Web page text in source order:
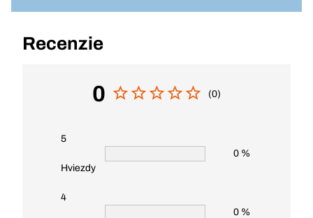
Recenzie
0 (0)
5
Hviezdy
0 %
4
0 %